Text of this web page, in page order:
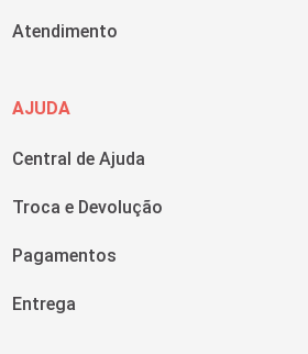
Atendimento
AJUDA
Central de Ajuda
Troca e Devolução
Pagamentos
Entrega